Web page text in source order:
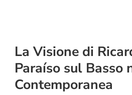
La Visione di
Paraíso sul Basso
Contemporanea